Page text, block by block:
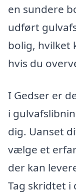
en sundere
udført
bolig, hvilket
hvis du
I Gedser er
i
dig. Uanset
vælge et
der kan
Tag skridtet i